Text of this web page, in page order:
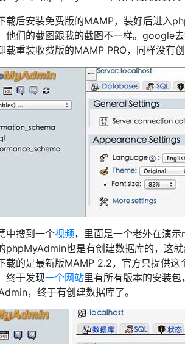
载后安装免费版的MAMP，装好后进入
他们的截图跟我的截图不一样。google
载重装收费版的MAMP PRO，同样没有创
中搜到一个视频，里面是一个老外在演
phpMyAdmin也是有创建数据库的，这
载的是最新版MAMP 2.2，官方只提供这
终于发现一个网站里有所有版本的安装
，终于有创建数据库了。